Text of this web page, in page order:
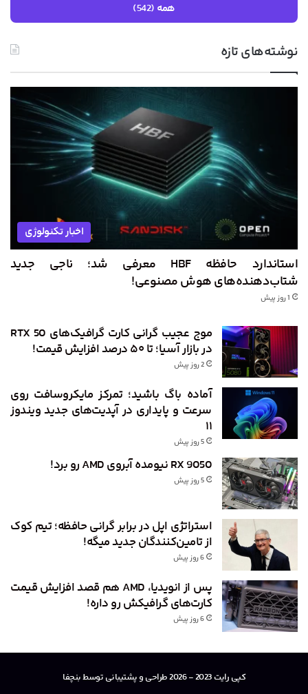
همه (542)
نوشته‌های تازه
اخبار تکنولوژی
استاندارد حافظه HBF معرفی شد؛ ناجی جدید
شتاب‌دهنده‌های هوش مصنوعی!
1 روز پیش
موج عجیب گرانی کارت گرافیک‌های RTX 50
در بازار آسیا؛ تا ۵۰ درصد افزایش قیمت!
2 روز پیش
آماده باگ باشید؛ تمرکز مایکروسافت روی
سرعت و پایداری در آپدیت‌های جدید ویندوز
۱۱
5 روز پیش
RX 9050 نیومده آبروی AMD رو برد!
5 روز پیش
استراتژی اپل در برابر گرانی حافظه؛ تیم کوک
از تامین‌کنندگان جدید میگه!
6 روز پیش
پس از انویدیا، AMD هم قصد افزایش قیمت
کارت‌های گرافیکش رو داره!
6 روز پیش
کپی رایت 2023 - 2026 طراحی و پشتیبانی توسط بنچفا